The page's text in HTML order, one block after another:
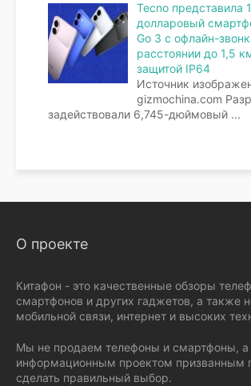
Tecno представила
долларовый
Go 3 с офлайн-
расстоянии до 1,5
защитой IP64
Источник
gizmochina.com
задействовали 6,745-дюймовый ...
О проекте
Китафон - это качественные обзоры
смартфонов и других гаджетов, а также
мобильной связи, интернет и высоких
Мы не продаем телефоны и смартфоны, а
информационным проектом призванным
сделать правильный выбор.